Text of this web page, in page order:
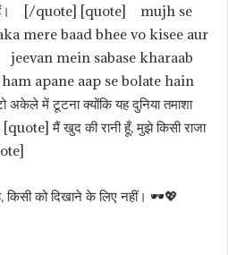
हैं। [/quote] [quote] mujh se
mere baad bhee vo kisee aur
mein sabase kharaab
apane aap se bolate hain
में टूटना क्योंकि यह दुनिया तमाशा
मैं खुद की रानी हूँ, मुझे किसी राजा
को दिखाने के लिए नहीं। 🕶️💖